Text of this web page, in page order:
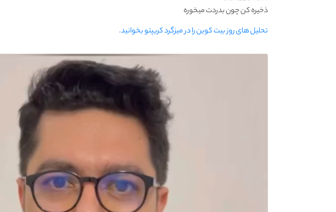
تحلیل های روز بیت کوین را در میزگرد کریپتو بخوانید.